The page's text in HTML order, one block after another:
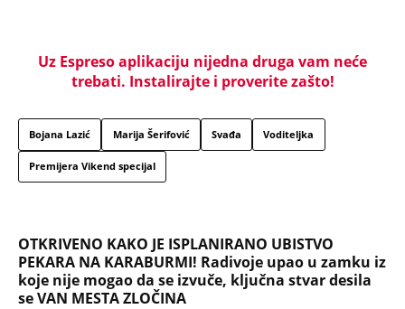
Uz Espreso aplikaciju nijedna druga vam neće
trebati. Instalirajte i proverite zašto!
Bojana Lazić Marija Šerifović Svađa Voditeljka
Premijera Vikend specijal
OTKRIVENO KAKO JE ISPLANIRANO UBISTVO
PEKARA NA KARABURMI! Radivoje upao u zamku iz
koje nije mogao da se izvuče, ključna stvar desila
se VAN MESTA ZLOČINA